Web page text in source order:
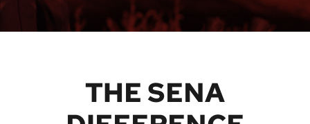
THE SENA